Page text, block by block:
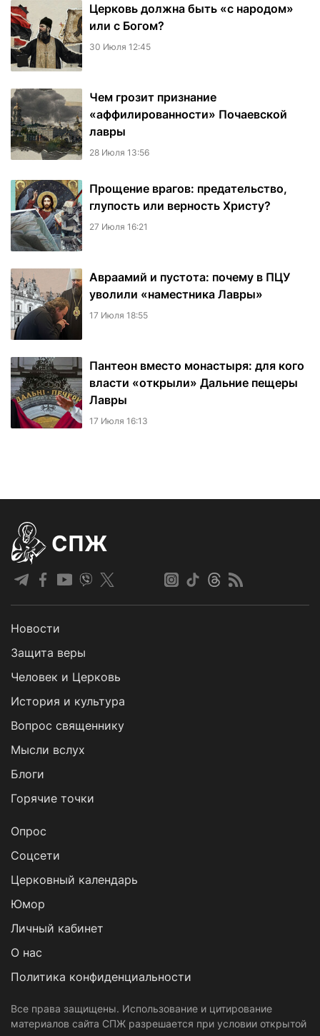
Церковь должна быть «с народом»
или с Богом?
30 Июля 12:45
Чем грозит признание
«аффилированности» Почаевской
лавры
28 Июля 13:56
Прощение врагов: предательство,
глупость или верность Христу?
27 Июля 16:21
Авраамий и пустота: почему в ПЦУ
уволили «наместника Лавры»
17 Июля 18:55
Пантеон вместо монастыря: для кого
власти «открыли» Дальние пещеры
Лавры
17 Июля 16:13
СПЖ
Новости
Защита веры
Человек и Церковь
История и культура
Вопрос священнику
Мысли вслух
Блоги
Горячие точки
Опрос
Cоцсети
Церковный календарь
Юмор
Личный кабинет
О нас
Политика конфиденциальности
Все права защищены. Использование и цитирование
материалов сайта СПЖ разрешается при условии открытой